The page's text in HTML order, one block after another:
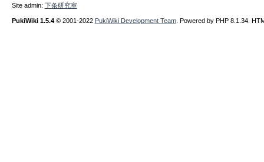
Site admin: 下条研究室
PukiWiki 1.5.4© 2001-2022 PukiWiki Development Team. Powered by PHP 8.1.34.